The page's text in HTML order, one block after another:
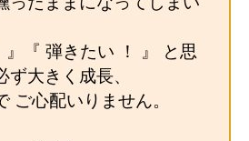
』『 弾きたい ！ 』 と思
ず大きく成長、
ご心配いりません。